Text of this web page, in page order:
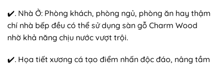
✔️. Nhà Ở: Phòng khách, phòng ngủ, phòng ăn hay thậm
chí nhà bếp đều có thể sử dụng sàn gỗ Charm Wood
nhờ khả năng chịu nước vượt trội.
✔️. Họa tiết xương cá tạo điểm nhấn độc đáo, nâng tầm